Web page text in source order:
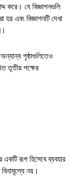
করে। যে বিজ্ঞাপনগুলি
এবং বিজ্ঞাপনটি দেখা
পৃষ্ঠাগুলিতেও
তৃতীয় পক্ষের
রূপ হিসেবে ব্যবহার
নয়।